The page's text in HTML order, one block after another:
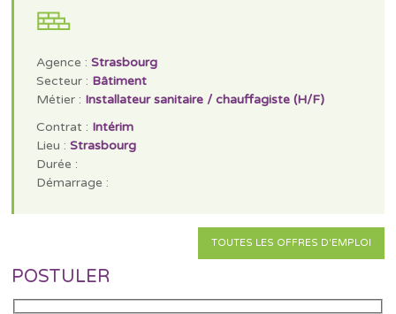
Agence :Strasbourg
Secteur : Bâtiment
Métier : Installateur sanitaire / chauffagiste (H/F)
Contrat : Intérim
Lieu :Strasbourg
Durée :
Démarrage :
TOUTES LES OFFRES D'EMPLOI
POSTULER